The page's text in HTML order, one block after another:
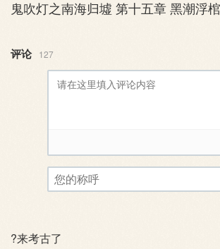
鬼吹灯之南海归墟 第十五章 黑潮浮棺
评论 127
评论审核已启用。您的评论可
?来考古了